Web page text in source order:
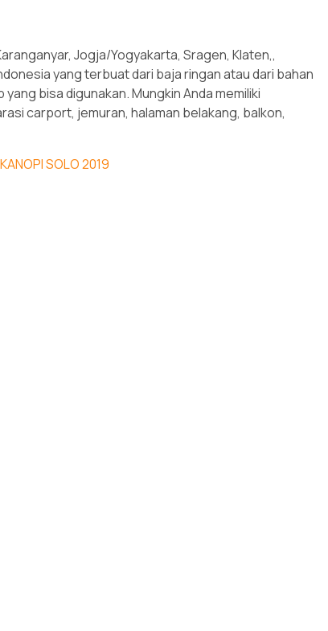
Jogja/Yogyakarta, Sragen, Klaten,,
yang terbuat dari baja ringan atau dari bahan
bisa digunakan. Mungkin Anda memiliki
carport, jemuran, halaman belakang, balkon,